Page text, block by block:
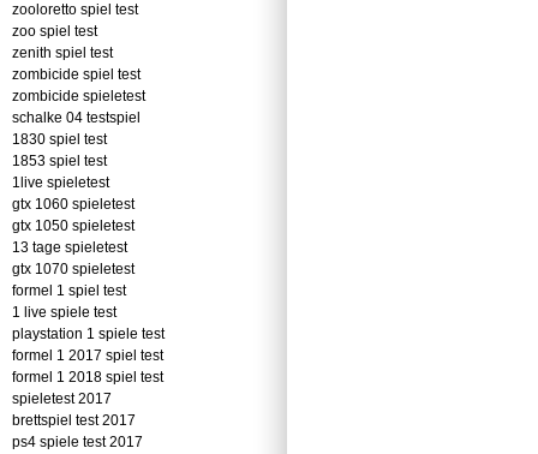
zooloretto spiel test
zoo spiel test
zenith spiel test
zombicide spiel test
zombicide spieletest
schalke 04 testspiel
1830 spiel test
1853 spiel test
1live spieletest
gtx 1060 spieletest
gtx 1050 spieletest
13 tage spieletest
gtx 1070 spieletest
formel 1 spiel test
1 live spiele test
playstation 1 spiele test
formel 1 2017 spiel test
formel 1 2018 spiel test
spieletest 2017
brettspiel test 2017
ps4 spiele test 2017